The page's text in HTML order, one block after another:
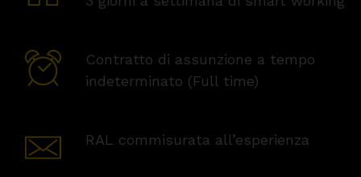
Contratto di assunzione a tempo
indeterminato (Full time)
RAL commisurata all’esperienza